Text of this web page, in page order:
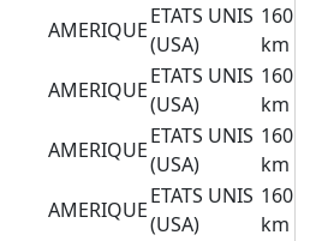
AMERIQUE
ETATS UNIS
(USA)
160
km
AMERIQUE
ETATS UNIS
(USA)
160
km
AMERIQUE
ETATS UNIS
(USA)
160
km
AMERIQUE
ETATS UNIS
(USA)
160
km